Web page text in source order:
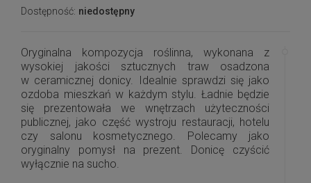
Dostępność: niedostępny
Oryginalna kompozycja roślinna, wykonana z
wysokiej jakości sztucznych traw osadzona
w ceramicznej donicy. Idealnie sprawdzi się jako
ozdoba mieszkań w każdym stylu. Ładnie będzie
się prezentowała we wnętrzach użyteczności
publicznej, jako część wystroju restauracji, hotelu
czy salonu kosmetycznego. Polecamy jako
oryginalny pomysł na prezent. Donicę czyścić
wyłącznie na sucho.